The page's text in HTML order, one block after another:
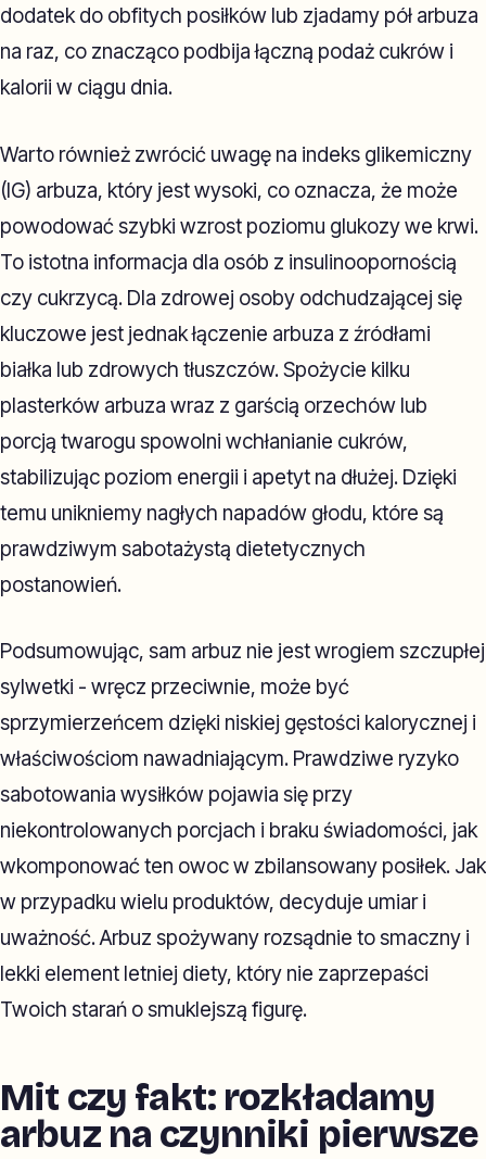
dodatek do obfitych posiłków lub zjadamy pół arbuza
na raz, co znacząco podbija łączną podaż cukrów i
kalorii w ciągu dnia.
Warto również zwrócić uwagę na indeks glikemiczny
(IG) arbuza, który jest wysoki, co oznacza, że może
powodować szybki wzrost poziomu glukozy we krwi.
To istotna informacja dla osób z insulinoopornością
czy cukrzycą. Dla zdrowej osoby odchudzającej się
kluczowe jest jednak łączenie arbuza z źródłami
białka lub zdrowych tłuszczów. Spożycie kilku
plasterków arbuza wraz z garścią orzechów lub
porcją twarogu spowolni wchłanianie cukrów,
stabilizując poziom energii i apetyt na dłużej. Dzięki
temu unikniemy nagłych napadów głodu, które są
prawdziwym sabotażystą dietetycznych
postanowień.
Podsumowując, sam arbuz nie jest wrogiem szczupłej
sylwetki - wręcz przeciwnie, może być
sprzymierzeńcem dzięki niskiej gęstości kalorycznej i
właściwościom nawadniającym. Prawdziwe ryzyko
sabotowania wysiłków pojawia się przy
niekontrolowanych porcjach i braku świadomości, jak
wkomponować ten owoc w zbilansowany posiłek. Jak
w przypadku wielu produktów, decyduje umiar i
uważność. Arbuz spożywany rozsądnie to smaczny i
lekki element letniej diety, który nie zaprzepaści
Twoich starań o smuklejszą figurę.
Mit czy fakt: rozkładamy
arbuz na czynniki pierwsze